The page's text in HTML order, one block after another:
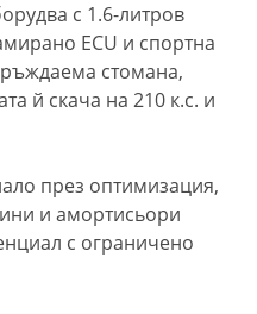
с 1.6-литров
ECU и спортна
стомана,
й скача на 210 к.с. и
през оптимизация,
и амортисьори
с ограничено